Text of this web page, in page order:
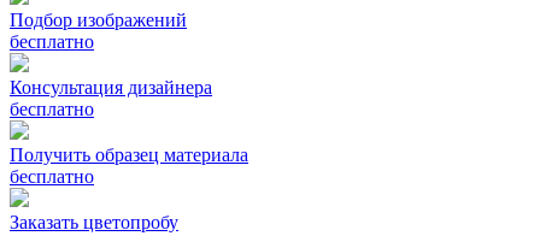
Подбор изображений
бесплатно
Консультация дизайнера
бесплатно
Получить образец материала
бесплатно
Заказать цветопробу